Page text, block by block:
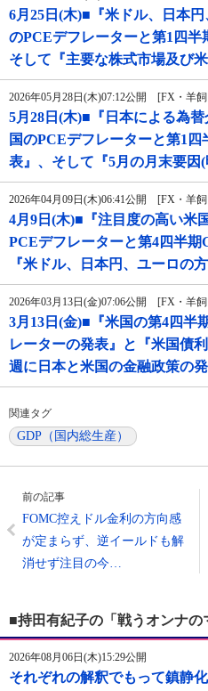
6月25日(木)■『米ドル、日本
のPCEデフレーターと第1四半
そして『主要な株式市場及び
2026年05月28日(木)07:12公開 [FX・羊
5月28日(木)■『日本による為
国のPCEデフレーターと第1
表』、そして『5月の月末要
2026年04月09日(木)06:41公開 [FX・羊
4月9日(木)■『注目度の高い米
PCEデフレーターと第4四半期
『米ドル、日本円、ユーロの
2026年03月13日(金)07:06公開 [FX・羊
3月13日(金)■『米国の第4四半
レーターの発表』と『米国債
週に日本と米国の金融政策の
関連タグ
GDP（国内総生産）
前の記事
FOMC控えドル金利の方向感
が定まらず、逆イールドも解
消せず注目の今…
■持田有紀子の「戦うオンナ
2026年08月06日(木)15:29公開
それぞれの解釈でもって鎮静